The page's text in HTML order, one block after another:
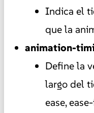
Indica el
que la
animation-
Define la
largo del
ease,